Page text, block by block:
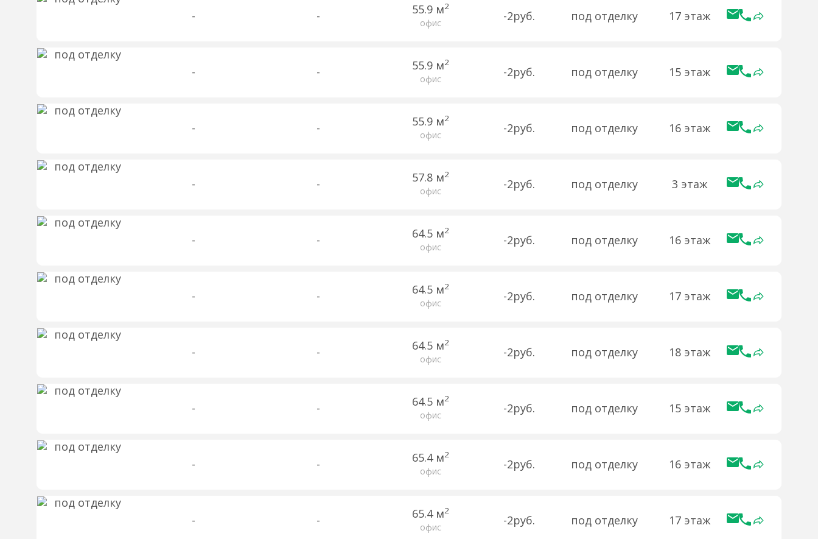
- - 55.9 м2
офис -2руб. под отделку 17 этаж
- - 55.9 м2
офис -2руб. под отделку 15 этаж
- - 55.9 м2
офис -2руб. под отделку 16 этаж
- - 57.8 м2
офис -2руб. под отделку 3 этаж
- - 64.5 м2
офис -2руб. под отделку 16 этаж
- - 64.5 м2
офис -2руб. под отделку 17 этаж
- - 64.5 м2
офис -2руб. под отделку 18 этаж
- - 64.5 м2
офис -2руб. под отделку 15 этаж
- - 65.4 м2
офис -2руб. под отделку 16 этаж
- - 65.4 м2
офис -2руб. под отделку 17 этаж